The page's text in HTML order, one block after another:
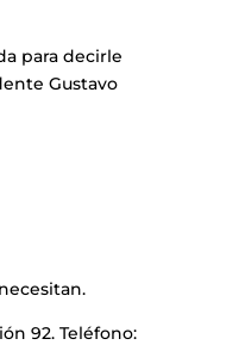
para decirle
Gustavo
92. Teléfono: